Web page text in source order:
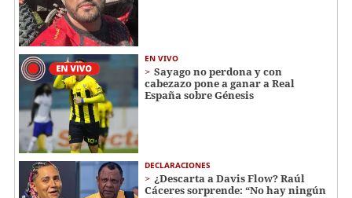
EN VIVO
Sayago no perdona y con
cabezazo pone a ganar a Real
España sobre Génesis
DECLARACIONES
¿Descarta a Davis Flow? Raúl
Cáceres sorprende: “No hay ningún